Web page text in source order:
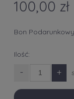
100,00 zł
Bon
Ilość:
- +